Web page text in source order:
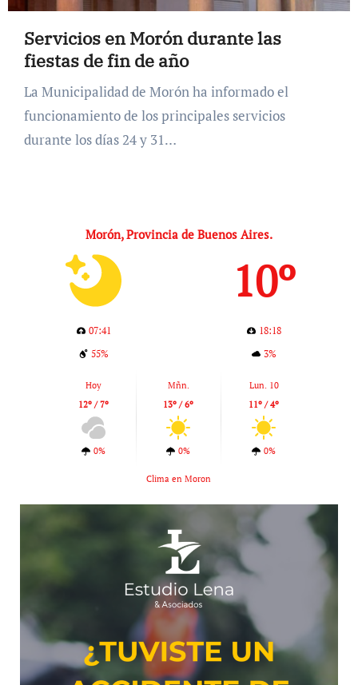
Servicios en Morón durante las
fiestas de fin de año
La Municipalidad de Morón ha informado el
funcionamiento de los principales servicios
durante los días 24 y 31…
Morón, Provincia de Buenos Aires.
10º
07:41
18:18
55%
3%
Hoy
12º / 7º
0%
Mñn.
13º / 6º
0%
Lun. 10
11º / 4º
0%
Clima en Moron